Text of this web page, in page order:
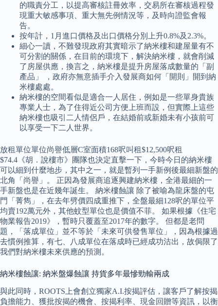
的職責分工，以提高審核註冊效率，交易所在審核過程發
現重大敏感事項、重大無先例情況等，及時向證監會報
告。
按年計，1月進口價格及出口價格分別上升0.8%及2.3%。
細心一讀，不難發現政府其實暗示了納米樓和建屋量有不
可分割的關係，在目前的環境下，解決納米樓，就會削減
了房屋供應，換言之，納米樓是提升房屋落成數量的「副
產品」 ，政府亦無意插手介入發展商如何「開則」開到納
米樓處處。
納米樓的空間看似是適合一人居住，例如是一些單身貴族
專業人士，為了住得近公司方便上班而設，但實際上這些
納米樓也吸引二人情侶戶，在結婚前或新婚未有小孩前可
以享受一下二人世界。
放租單位單位尚譽低層C室面積168呎叫租$12,500呎租
$74.4《胡．說樓市》團隊也決定直擊一下，今時今日的納米樓
可以細到什麼地步，其中之一，就是暫列一手新例後最細新盤的
北角「尚譽」。 正因為發展商追逐興建納米樓，全港最細的一
手新盤也是在近幾年誕生。 納米樓蝕讓 除了被喻為龍床盤的屯
門「菁雋」，在去年劈價四成重推下，全盤最細128呎的單位平
均賣192萬元外，其他蚊型單位也是價值不菲。 如果根據《住宅
物業報告2019》，暫時只覆蓋至2017年的數字。 但都是老問
題，「落成單位」並不等於「未來可供發售單位」，因為根據過
去慣例推算，有七、八成單位在落成時已經成功沽出，故侷限了
我們對納米樓未來供應的預測。
納米樓蝕讓: 納米盤爆蝕讓 持貨多年最慘勁輸兩成
與此同時，ROOTS上會創立獨家A.I.按揭評估，讓客戶了解按揭
負擔能力、獲批按揭的機會、按揭利率、現金回贈等資訊，以衡